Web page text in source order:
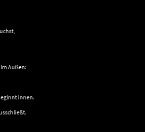
Außen:
innen.